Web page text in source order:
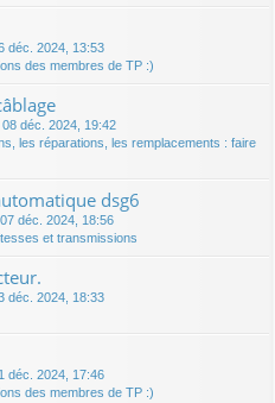
déc. 2024, 13:53
des membres de TP :)
08 déc. 2024, 19:42
les réparations, les remplacements : faire
dsg6
07 déc. 2024, 18:56
et transmissions
déc. 2024, 18:33
déc. 2024, 17:46
des membres de TP :)